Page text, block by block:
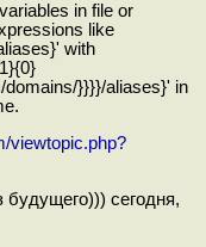
in file or
like
with
}}}}/aliases}' in
viewtopic.php?
будущего))) сегодня,